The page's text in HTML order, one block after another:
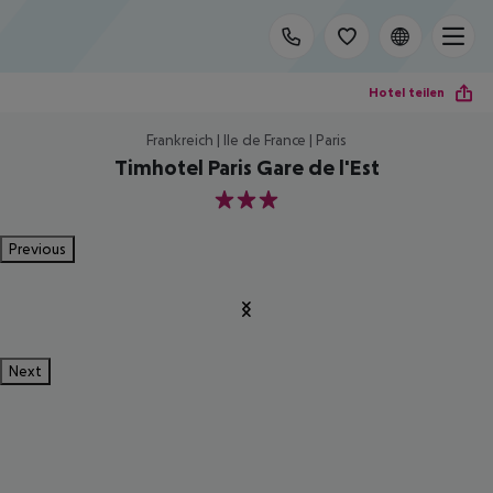
Hotel teilen
Frankreich | Ile de France | Paris
Timhotel Paris Gare de l'Est
3
Previous
Next